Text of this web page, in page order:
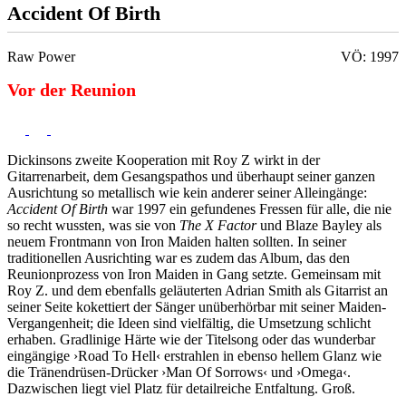
Accident Of Birth
Raw Power VÖ: 1997
Vor der Reunion
Dickinsons zweite Kooperation mit Roy Z wirkt in der
Gitarrenarbeit, dem Gesangspathos und überhaupt seiner ganzen
Ausrichtung so metallisch wie kein anderer seiner Alleingänge:
Accident Of Birth war 1997 ein gefundenes Fressen für alle, die nie
so recht wussten, was sie von The X Factorund Blaze Bayley als
neuem Frontmann von Iron Maiden halten sollten. In seiner
traditionellen Ausrichting war es zudem das Album, das den
Reunionprozess von Iron Maiden in Gang setzte. Gemeinsam mit
Roy Z. und dem ebenfalls geläuterten Adrian Smith als Gitarrist an
seiner Seite kokettiert der Sänger unüberhörbar mit seiner Maiden-
Vergangenheit; die Ideen sind vielfältig, die Umsetzung schlicht
erhaben. Gradlinige Härte wie der Titelsong oder das wunderbar
eingängige ›Road To Hell‹ erstrahlen in ebenso hellem Glanz wie
die Tränendrüsen-Drücker ›Man Of Sorrows‹ und ›Omega‹.
Dazwischen liegt viel Platz für detailreiche Entfaltung. Groß.